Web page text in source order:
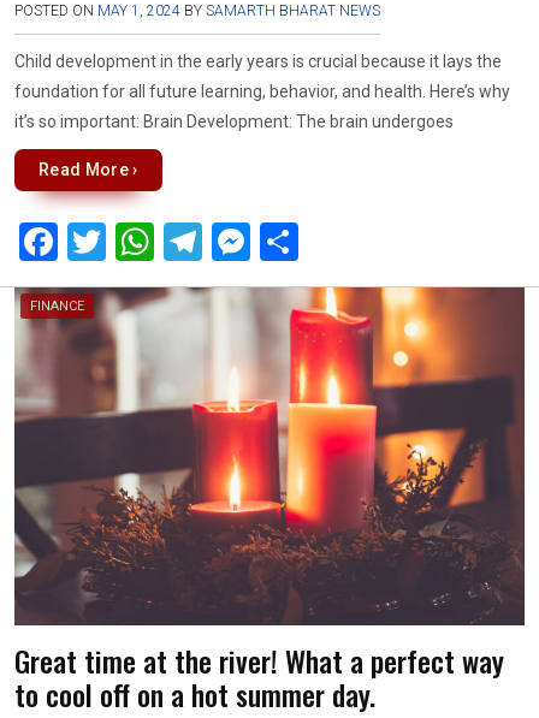
POSTED ON MAY 1, 2024 BY SAMARTH BHARAT NEWS
Child development in the early years is crucial because it lays the
foundation for all future learning, behavior, and health. Here’s why
it’s so important: Brain Development: The brain undergoes
Read More ›
F
a
ce
b
k
T
wi
tt
er
W
h
at
s
A
p
T
el
e
gr
a
m
M
es
se
n
g
er
h
ar
e
FINANCE
Great time at the river! What a perfect way
to cool off on a hot summer day.